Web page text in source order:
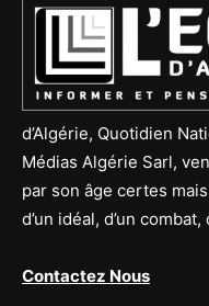
d’Algérie, Quotidien
Médias Algérie Sarl,
par son âge certes
d’un idéal, d’un combat,
Contactez Nous